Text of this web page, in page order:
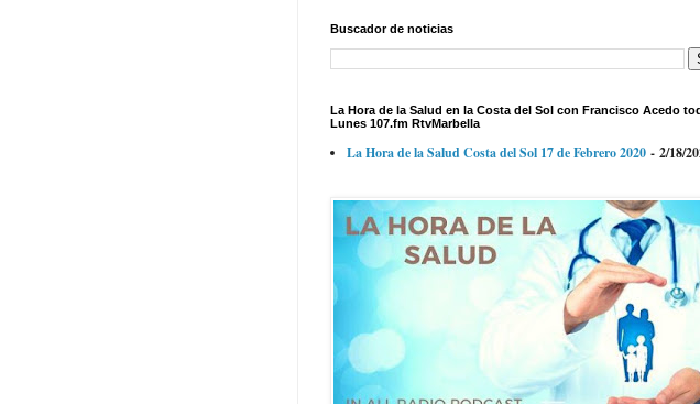
Buscador de noticias
La Hora de la Salud en la Costa del Sol con Francisco Acedo
Lunes 107.fm RtvMarbella
La Hora de la Salud Costa del Sol 17 de Febrero 2020 - 2/18/